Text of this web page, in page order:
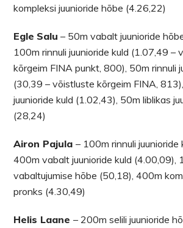
kompleksi juunioride hõbe (4.26,22)
Egle Salu – 50m vabalt juunioride
100m rinnuli juunioride kuld (1.07,49 –
kõrgeim FINA punkt, 800), 50m rinnuli
(30,39 – võistluste kõrgeim FINA,
juunioride kuld (1.02,43), 50m liblikas
(28,24)
Airon Pajula– 100m rinnuli juunioride
400m vabalt juunioride kuld (4.00,09),
vabaltujumise hõbe (50,18), 400m
pronks (4.30,49)
Helis Laane– 200m selili juunioride